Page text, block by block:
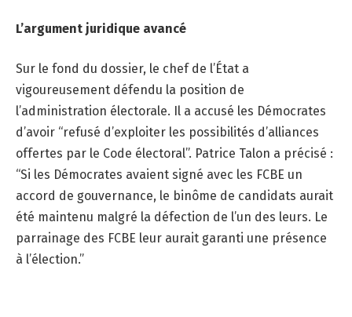
L’argument juridique avancé
Sur le fond du dossier, le chef de l’État a
vigoureusement défendu la position de
l’administration électorale. Il a accusé les Démocrates
d’avoir “refusé d’exploiter les possibilités d’alliances
offertes par le Code électoral”. Patrice Talon a précisé :
“Si les Démocrates avaient signé avec les FCBE un
accord de gouvernance, le binôme de candidats aurait
été maintenu malgré la défection de l’un des leurs. Le
parrainage des FCBE leur aurait garanti une présence
à l’élection.”